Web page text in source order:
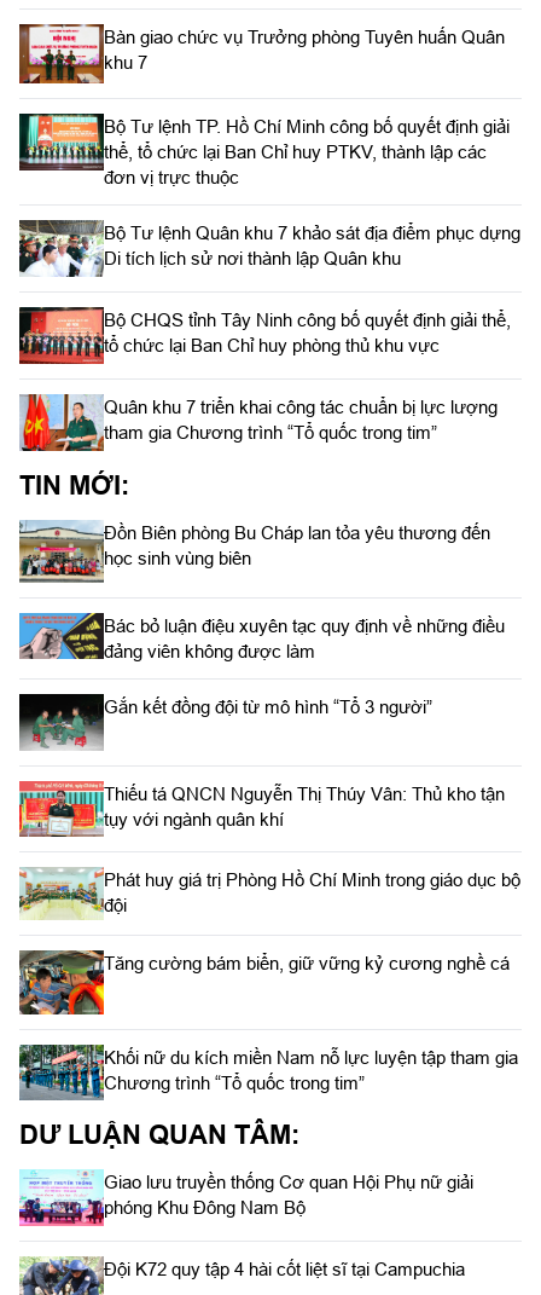
Bàn giao chức vụ Trưởng phòng Tuyên huấn Quân
khu 7
Bộ Tư lệnh TP. Hồ Chí Minh công bố quyết định giải
thể, tổ chức lại Ban Chỉ huy PTKV, thành lập các
đơn vị trực thuộc
Bộ Tư lệnh Quân khu 7 khảo sát địa điểm phục dựng
Di tích lịch sử nơi thành lập Quân khu
Bộ CHQS tỉnh Tây Ninh công bố quyết định giải thể,
tổ chức lại Ban Chỉ huy phòng thủ khu vực
Quân khu 7 triển khai công tác chuẩn bị lực lượng
tham gia Chương trình “Tổ quốc trong tim”
TIN MỚI:
Đồn Biên phòng Bu Cháp lan tỏa yêu thương đến
học sinh vùng biên
Bác bỏ luận điệu xuyên tạc quy định về những điều
đảng viên không được làm
Gắn kết đồng đội từ mô hình “Tổ 3 người”
Thiếu tá QNCN Nguyễn Thị Thúy Vân: Thủ kho tận
tụy với ngành quân khí
Phát huy giá trị Phòng Hồ Chí Minh trong giáo dục bộ
đội
Tăng cường bám biển, giữ vững kỷ cương nghề cá
Khối nữ du kích miền Nam nỗ lực luyện tập tham gia
Chương trình “Tổ quốc trong tim”
DƯ LUẬN QUAN TÂM:
Giao lưu truyền thống Cơ quan Hội Phụ nữ giải
phóng Khu Đông Nam Bộ
Đội K72 quy tập 4 hài cốt liệt sĩ tại Campuchia